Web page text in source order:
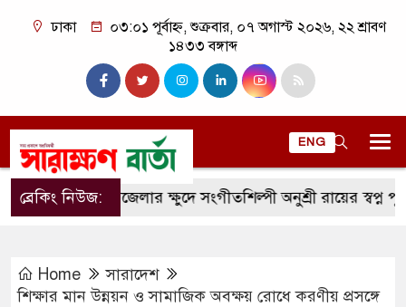
ঢাকা
০৩:০১ পূর্বাহ্ন, শুক্রবার, ০৭ অগাস্ট ২০২৬, ২২ শ্রাবণ
১৪৩৩ বঙ্গাব্দ
ENG
ব্রেকিং নিউজ:
উপজেলার ক্ষুদে সংগীতশিল্পী অনুশ্রী রায়ের স্বপ্ন পূরণ
Home
সারাদেশ
শিক্ষার মান উন্নয়ন ও সামাজিক অবক্ষয় রোধে করণীয় প্রসঙ্গে